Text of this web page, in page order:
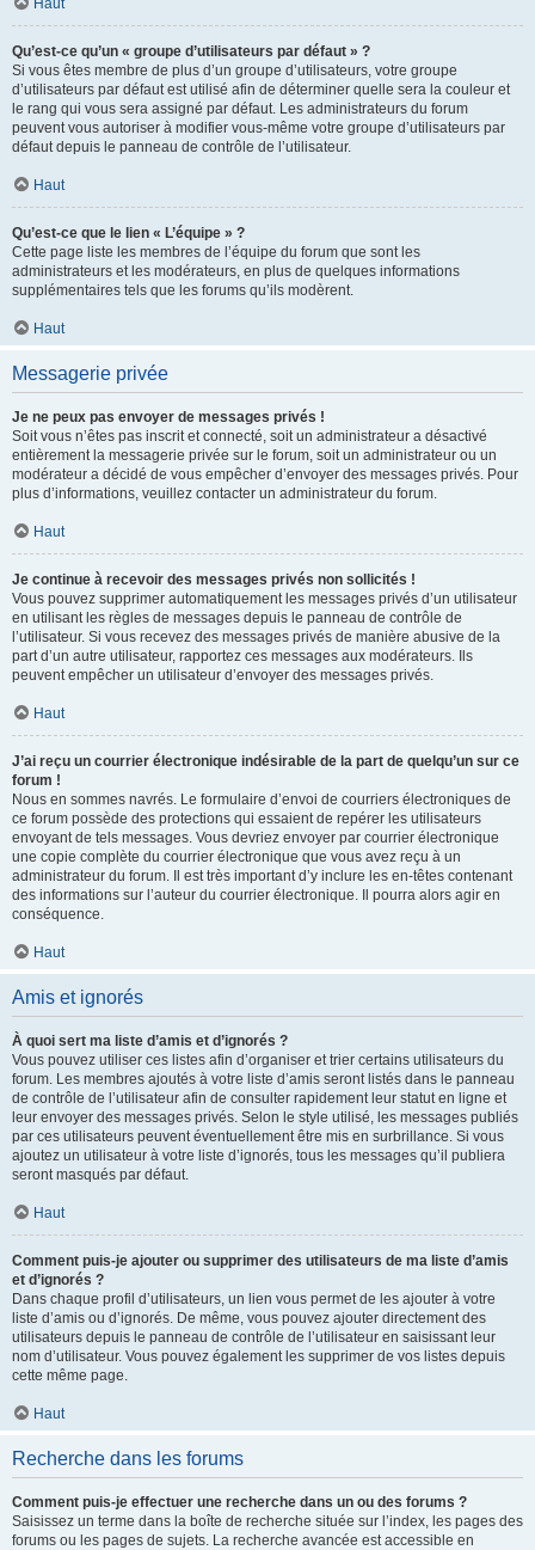
Haut
Qu’est-ce qu’un « groupe d’utilisateurs par défaut » ?
Si vous êtes membre de plus d’un groupe d’utilisateurs, votre groupe
d’utilisateurs par défaut est utilisé afin de déterminer quelle sera la couleur et
le rang qui vous sera assigné par défaut. Les administrateurs du forum
peuvent vous autoriser à modifier vous-même votre groupe d’utilisateurs par
défaut depuis le panneau de contrôle de l’utilisateur.
Haut
Qu’est-ce que le lien « L’équipe » ?
Cette page liste les membres de l’équipe du forum que sont les
administrateurs et les modérateurs, en plus de quelques informations
supplémentaires tels que les forums qu’ils modèrent.
Haut
Messagerie privée
Je ne peux pas envoyer de messages privés !
Soit vous n’êtes pas inscrit et connecté, soit un administrateur a désactivé
entièrement la messagerie privée sur le forum, soit un administrateur ou un
modérateur a décidé de vous empêcher d’envoyer des messages privés. Pour
plus d’informations, veuillez contacter un administrateur du forum.
Haut
Je continue à recevoir des messages privés non sollicités !
Vous pouvez supprimer automatiquement les messages privés d’un utilisateur
en utilisant les règles de messages depuis le panneau de contrôle de
l’utilisateur. Si vous recevez des messages privés de manière abusive de la
part d’un autre utilisateur, rapportez ces messages aux modérateurs. Ils
peuvent empêcher un utilisateur d’envoyer des messages privés.
Haut
J’ai reçu un courrier électronique indésirable de la part de quelqu’un sur ce
forum !
Nous en sommes navrés. Le formulaire d’envoi de courriers électroniques de
ce forum possède des protections qui essaient de repérer les utilisateurs
envoyant de tels messages. Vous devriez envoyer par courrier électronique
une copie complète du courrier électronique que vous avez reçu à un
administrateur du forum. Il est très important d’y inclure les en-têtes contenant
des informations sur l’auteur du courrier électronique. Il pourra alors agir en
conséquence.
Haut
Amis et ignorés
À quoi sert ma liste d’amis et d’ignorés ?
Vous pouvez utiliser ces listes afin d’organiser et trier certains utilisateurs du
forum. Les membres ajoutés à votre liste d’amis seront listés dans le panneau
de contrôle de l’utilisateur afin de consulter rapidement leur statut en ligne et
leur envoyer des messages privés. Selon le style utilisé, les messages publiés
par ces utilisateurs peuvent éventuellement être mis en surbrillance. Si vous
ajoutez un utilisateur à votre liste d’ignorés, tous les messages qu’il publiera
seront masqués par défaut.
Haut
Comment puis-je ajouter ou supprimer des utilisateurs de ma liste d’amis
et d’ignorés ?
Dans chaque profil d’utilisateurs, un lien vous permet de les ajouter à votre
liste d’amis ou d’ignorés. De même, vous pouvez ajouter directement des
utilisateurs depuis le panneau de contrôle de l’utilisateur en saisissant leur
nom d’utilisateur. Vous pouvez également les supprimer de vos listes depuis
cette même page.
Haut
Recherche dans les forums
Comment puis-je effectuer une recherche dans un ou des forums ?
Saisissez un terme dans la boîte de recherche située sur l’index, les pages des
forums ou les pages de sujets. La recherche avancée est accessible en